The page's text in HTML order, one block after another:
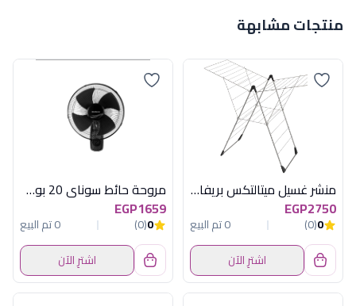
منتجات مشابهة
منشر غسيل ميتالتكس بريفا - 25 متر - تقنية إيبوثيرم
EGP2750
0
(0)
0 تم البيع
اشترِ الآن
مروحة حائط سوناي 20 بوصة , 80 وات, 3السرعة : 3 مستويات للسرعة و مؤقت يصل الي 7.5 ساعات MAR-2011
EGP1659
0
(0)
0 تم البيع
اشترِ الآن